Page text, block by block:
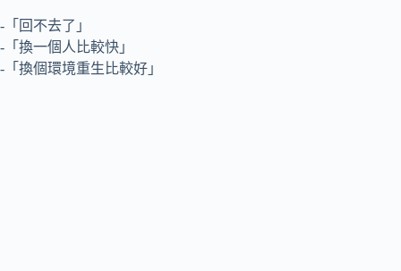
-「回不去了」
-「換一個人比較快」
-「換個環境重生比較好」